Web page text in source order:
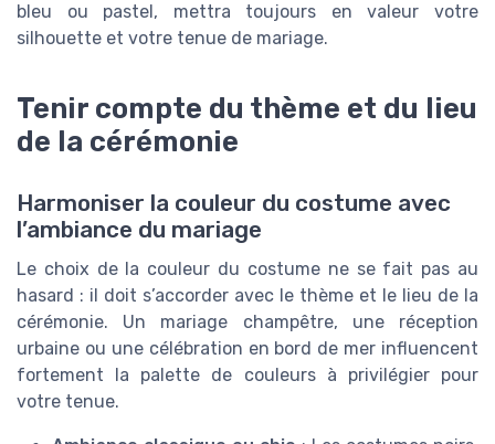
bleu ou pastel, mettra toujours en valeur votre
silhouette et votre tenue de mariage.
Tenir compte du thème et du lieu
de la cérémonie
Harmoniser la couleur du costume avec
l’ambiance du mariage
Le choix de la couleur du costume ne se fait pas au
hasard : il doit s’accorder avec le thème et le lieu de la
cérémonie. Un mariage champêtre, une réception
urbaine ou une célébration en bord de mer influencent
fortement la palette de couleurs à privilégier pour
votre tenue.